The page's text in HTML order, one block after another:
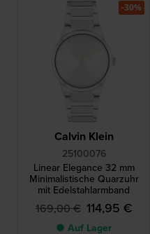
Calvin Klein
25100076
Linear Elegance 32 mm
Minimalistische Quarzuhr
mit Edelstahlarmband
169,00 € 114,95 €
● Auf Lager
-30%